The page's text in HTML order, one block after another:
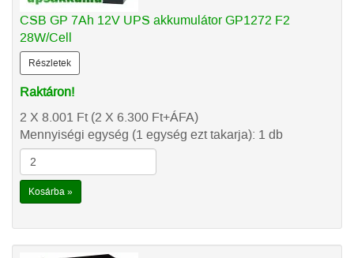
CSB GP 7Ah 12V UPS akkumulátor GP1272 F2
28W/Cell
Részletek
Raktáron!
2 X 8.001 Ft(2 X 6.300 Ft+ÁFA)
Mennyiségi egység (1 egység ezt takarja): 1 db
Kosárba »